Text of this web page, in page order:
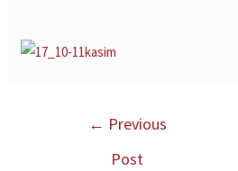
← Previous
Post